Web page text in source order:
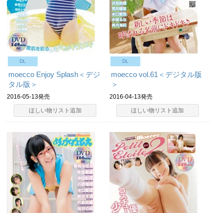
DL
moecco Enjoy Splash＜デジ
タル版＞
2016-05-13発売
ほしい物リスト追加
DL
moecco vol.61＜デジタル版
＞
2016-04-13発売
ほしい物リスト追加